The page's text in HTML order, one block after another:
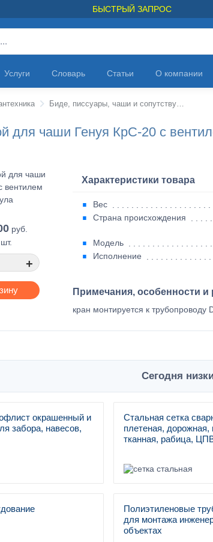
БЫСТРЫЙ ЗАПРОС
Услуги Словарь Статьи О компании
Биде, писсуары, чаши и сопутствующие товары
для чаши Генуя КрС-20 с
руб.
+
Характеристики товара
Вес
Страна происхождения
Модель
Исполнение
Примечания, особенности
кран монтируется к трубопроводу
Сегодня
окрашенный и
забора, навесов,
Стальная сетка
плетеная, дорожная,
тканная, рабица,
Полиэтиленовые
для монтажа
объектах